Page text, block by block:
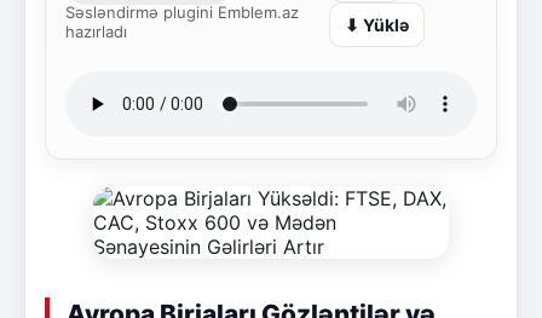
Səsləndirmə plugini Emblem.az
hazırladı
⬇ Yüklə